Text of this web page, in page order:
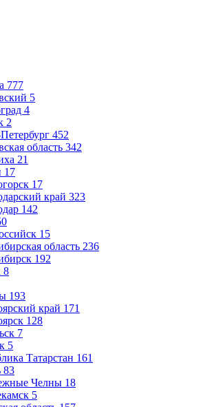
777
5
4
2
452
область 342
21
17
17
край 323
142
15
область 236
192
8
193
край 171
128
7
5
Татарстан 161
83
Челны 18
5